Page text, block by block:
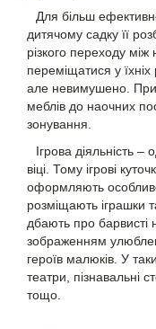
Для більш
дитячому садку її
різкого переходу
переміщатися у
але невимушено. При
меблів до наочних
зонування.
Ігрова діяльність
віці. Тому ігрові
оформляють
розміщають іграшки
дбають про барвисті
зображенням
героїв малюків. У
театри, пізнавальні
тощо.